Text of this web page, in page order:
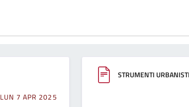
LUN 7 APR 2025
STRUMENTI